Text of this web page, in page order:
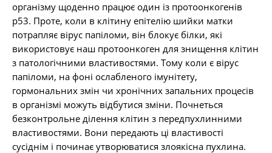
організму щоденно працює один із протоонкогенів
р53. Проте, коли в клітину епітелію шийки матки
потрапляє вірус папіломи, він блокує білки, які
використовує наш протоонкоген для знищення клітин
з патологічними властивостями. Тому коли є вірус
папіломи, на фоні ослабленого імунітету,
гормональних змін чи хронічних запальних процесів
в організмі можуть відбутися зміни. Почнеться
безконтрольне ділення клітин з передпухлинними
властивостями. Вони передають ці властивості
сусіднім і починає утворюватися злоякісна пухлина.